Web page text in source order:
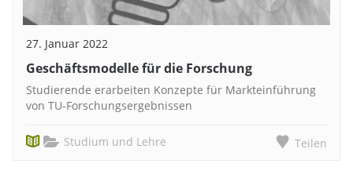
27. Januar 2022
Geschäftsmodelle für die Forschung
Studierende erarbeiten Konzepte für Markteinführung
von TU-Forschungsergebnissen
Studium und Lehre Teilen